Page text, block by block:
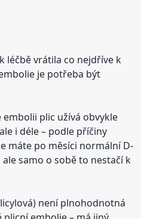
léčbě vrátila co nejdříve k
je potřeba být
embolii plic užívá obvykle
i déle – podle příčiny
máte po měsíci normální D-
samo o sobě to nestačí k
není plnohodnotná